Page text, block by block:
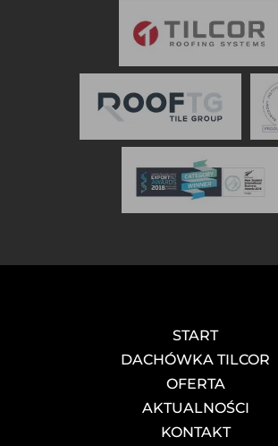
START
DACHÓWKA TILCOR
OFERTA
AKTUALNOŚCI
KONTAKT